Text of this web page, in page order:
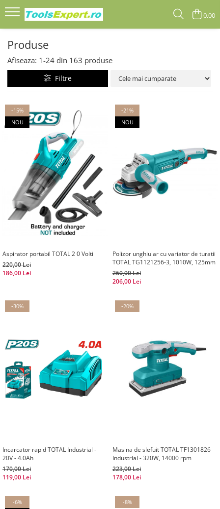
Produse
0,00
Produse
Afiseaza: 1-24 din 163 produse
Filtre
-15%
NOU
Aspirator portabil TOTAL 2 0 Volti
220,00 Lei
186,00 Lei
-21%
NOU
Polizor unghiular cu variator de turatii
TOTAL TG1121256-3, 1010W, 125mm
260,00 Lei
206,00 Lei
-30%
Incarcator rapid TOTAL Industrial -
20V - 4.0Ah
170,00 Lei
119,00 Lei
-20%
Masina de slefuit TOTAL TF1301826
Industrial - 320W, 14000 rpm
223,00 Lei
178,00 Lei
-6%
-8%